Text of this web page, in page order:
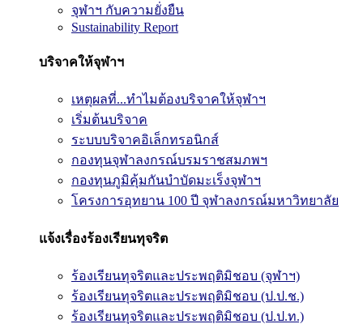
จุฬาฯ กับความยั่งยืน
Sustainability Report
บริจาคให้จุฬาฯ
เหตุผลที่...ทำไมต้องบริจาคให้จุฬาฯ
เริ่มต้นบริจาค
ระบบบริจาคอิเล็กทรอนิกส์
กองทุนจุฬาลงกรณ์บรมราชสมภพฯ
กองทุนภูมิคุ้มกันบำบัดมะเร็งจุฬาฯ
โครงการอุทยาน 100 ปี จุฬาลงกรณ์มหาวิทยาลัย
แจ้งเรื่องร้องเรียนทุจริต
ร้องเรียนทุจริตและประพฤติมิชอบ (จุฬาฯ)
ร้องเรียนทุจริตและประพฤติมิชอบ (ป.ป.ช.)
ร้องเรียนทุจริตและประพฤติมิชอบ (ป.ป.ท.)